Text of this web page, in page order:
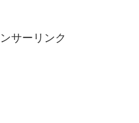
サーリンク